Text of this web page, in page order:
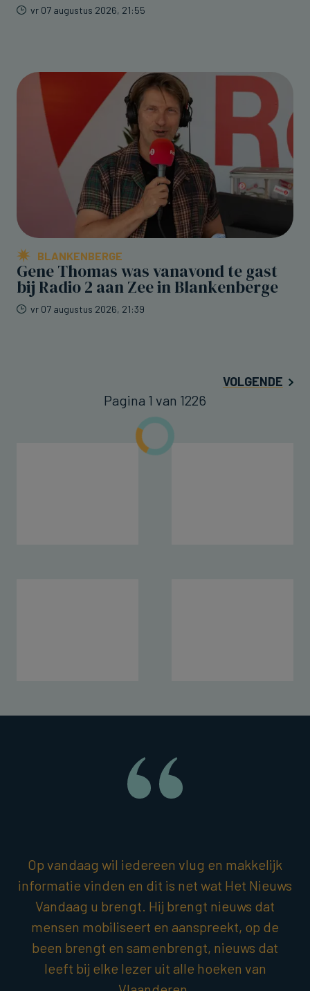
vr 07 augustus 2026, 21:55
BLANKENBERGE
Gene Thomas was vanavond te gast
bij Radio 2 aan Zee in Blankenberge
vr 07 augustus 2026, 21:39
VOLGENDE
Pagina 1 van 1226
Op vandaag wil iedereen vlug en makkelijk
informatie vinden en dit is net wat Het Nieuws
Vandaag u brengt. Hij brengt nieuws dat
mensen mobiliseert en aanspreekt, op de
been brengt en samenbrengt, nieuws dat
leeft bij elke lezer uit alle hoeken van